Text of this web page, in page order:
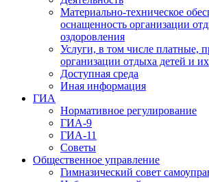
Материально-техническое
оснащенность организации
оздоровления
Услуги, в том числе платные,
организации отдыха детей и
Доступная среда
Иная информация
ГИА
Нормативное регулирование
ГИА-9
ГИА-11
Советы
Общественное управление
Гимназический совет